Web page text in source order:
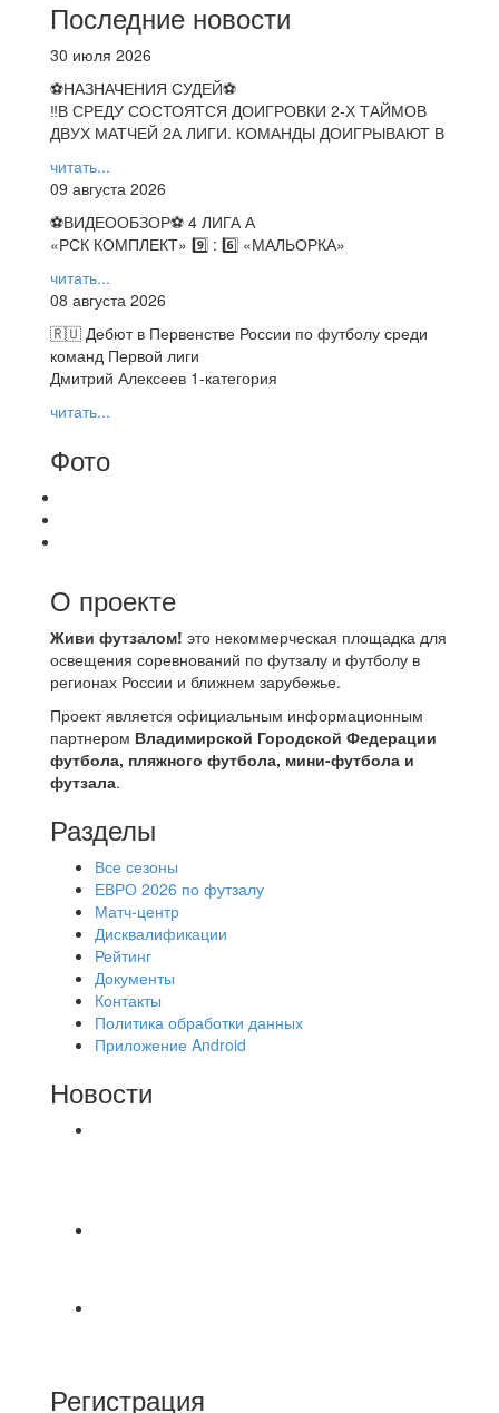
Последние новости
30 июля 2026
⚽НАЗНАЧЕНИЯ СУДЕЙ⚽
‼В СРЕДУ СОСТОЯТСЯ ДОИГРОВКИ 2-Х ТАЙМОВ
ДВУХ МАТЧЕЙ 2А ЛИГИ. КОМАНДЫ ДОИГРЫВАЮТ В
читать...
09 августа 2026
⚽️ВИДЕООБЗОР⚽️ 4 ЛИГА А
«РСК КОМПЛЕКТ» 9️⃣ : 6️⃣ «МАЛЬОРКА»
читать...
08 августа 2026
🇷🇺 Дебют в Первенстве России по футболу среди
команд Первой лиги
Дмитрий Алексеев 1-категория
читать...
Фото
О проекте
Живи футзалом! это некоммерческая площадка для
освещения соревнований по футзалу и футболу в
регионах России и ближнем зарубежье.
Проект является официальным информационным
партнером Владимирской Городской Федерации
футбола, пляжного футбола, мини-футбола и
футзала.
Разделы
Все сезоны
ЕВРО 2026 по футзалу
Матч-центр
Дисквалификации
Рейтинг
Документы
Контакты
Политика обработки данных
Приложение Android
Новости
Регистрация